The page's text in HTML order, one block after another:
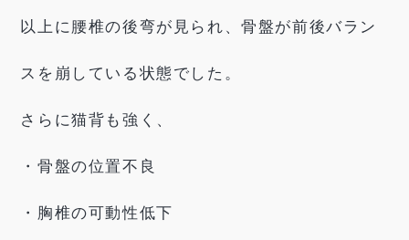
以上に腰椎の後弯が見られ、骨盤が前後バラン
スを崩している状態でした。
さらに猫背も強く、
・骨盤の位置不良
・胸椎の可動性低下